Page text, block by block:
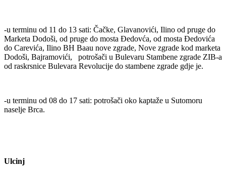
-u terminu od 11 do 13 sati: Čačke, Glavanovići, Ilino od pruge do
Marketa Dodoši, od pruge do mosta Đedovća, od mosta Đedovića
do Carevića, Ilino BH Baau nove zgrade, Nove zgrade kod marketa
Dodoši, Bajramovići, potrošači u Bulevaru Stambene zgrade ZIB-a
od raskrsnice Bulevara Revolucije do stambene zgrade gdje je.
-u terminu od 08 do 17 sati: potrošači oko kaptaže u Sutomoru
naselje Brca.
Ulcinj